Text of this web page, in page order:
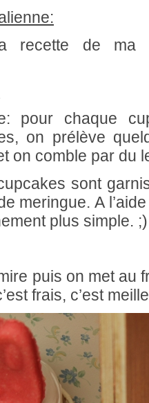
recette de ma
pour chaque
on prélève
on comble par du
sont
meringue. A
plus simple. ;)
puis on met au
frais, c’est